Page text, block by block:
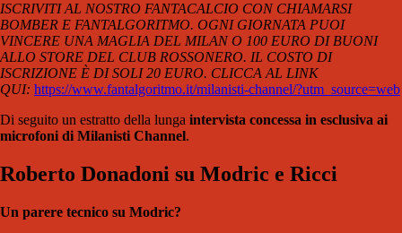
ISCRIVITI AL NOSTRO FANTACALCIO CON CHIAMARSI
BOMBER E FANTALGORITMO. OGNI GIORNATA PUOI
VINCERE UNA MAGLIA DEL MILAN O 100 EURO DI BUONI
ALLO STORE DEL CLUB ROSSONERO. IL COSTO DI
ISCRIZIONE È DI SOLI 20 EURO. CLICCA AL LINK
QUI: https://www.fantalgoritmo.it/milanisti-channel/?utm_source=web
Di seguito un estratto della lunga intervista concessa in esclusiva ai
microfoni di Milanisti Channel.
Roberto Donadoni su Modric e Ricci
Un parere tecnico su Modric?